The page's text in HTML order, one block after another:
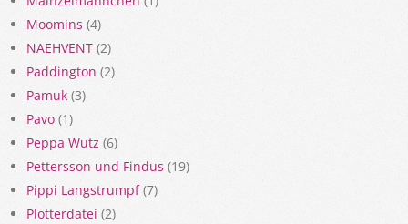
Moomins (4)
NAEHVENT (2)
Paddington (2)
Pamuk (3)
Pavo (1)
Peppa Wutz (6)
Pettersson und Findus (19)
Pippi Langstrumpf(7)
Plotterdatei (2)